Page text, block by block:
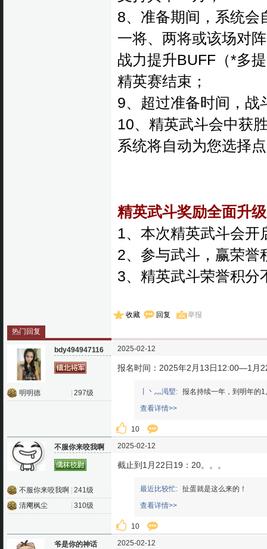
8、准备期间，系统会
一将、两将或该场对
战力提升BUFF（*多
精英赛结束；
9、超过准备时间，战
10、精英武斗会中获
系统将自动为您选择
精英武斗奖励全面升
1、本次精英武斗会开
2、参与武斗，赢荣誉
3、精英武斗荣誉积分
收藏 回复
举报
热门回复
bdy494947116
明明德 297级
2025-02-12
报名时间：2025年2月13日12:00—1月
丨丶灬渇朢: 报名持续一年，到明年的
查看详情>>
10
不服你来咬我啊
不服你来咬我啊 241级
清飗枫尘
310级
2025-02-12
截止到1月22日19：20。。。
最近比较忙: 扯蛋就是这么来的！
查看详情>>
10
爷是你的神话 2025-02-12